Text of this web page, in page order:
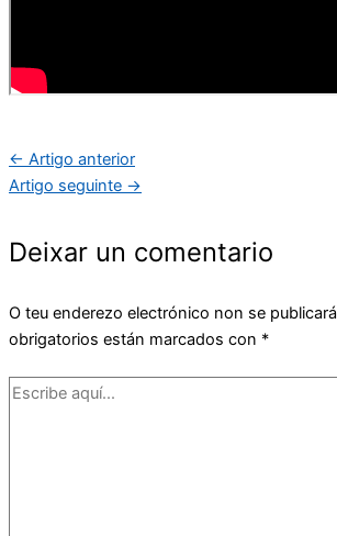
← Artigo anterior
Artigo seguinte →
Deixar un comentario
O teu enderezo electrónico non se publicará
obrigatorios están marcados con *
Escribe